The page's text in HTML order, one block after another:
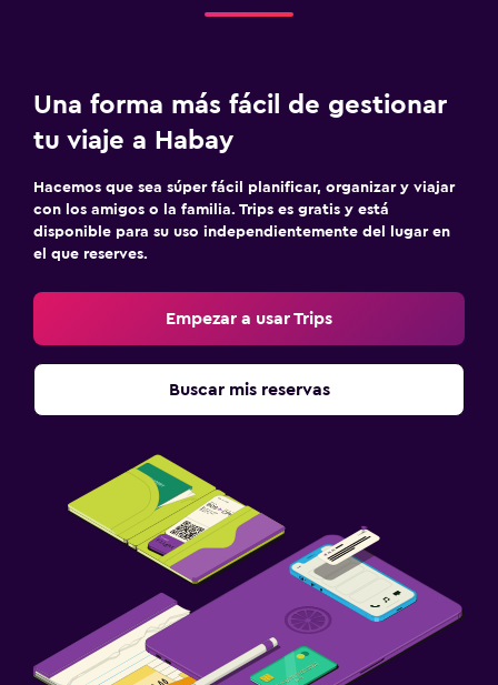
Una forma más fácil de gestionar
tu viaje a Habay
Hacemos que sea súper fácil planificar, organizar y viajar
con los amigos o la familia. Trips es gratis y está
disponible para su uso independientemente del lugar en
el que reserves.
Empezar a usar Trips
Buscar mis reservas